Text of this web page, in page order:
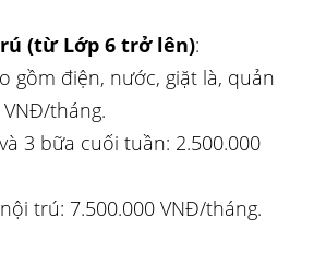
(từ Lớp 6 trở lên):
gồm điện, nước, giặt là, quản
VNĐ/tháng.
3 bữa cuối tuần: 2.500.000
trú: 7.500.000 VNĐ/tháng.